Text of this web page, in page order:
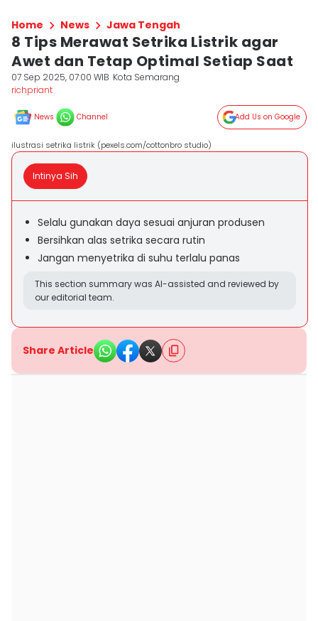
Home News Jawa Tengah
8 Tips Merawat Setrika Listrik agar
Awet dan Tetap Optimal Setiap Saat
07 Sep 2025, 07:00 WIB Kota Semarang
richpriant
News Channel Add Us on Google
ilustrasi setrika listrik (pexels.com/cottonbro studio)
Intinya Sih
Selalu gunakan daya sesuai anjuran produsen
Bersihkan alas setrika secara rutin
Jangan menyetrika di suhu terlalu panas
This section summary was AI-assisted and reviewed by
our editorial team.
Share Article